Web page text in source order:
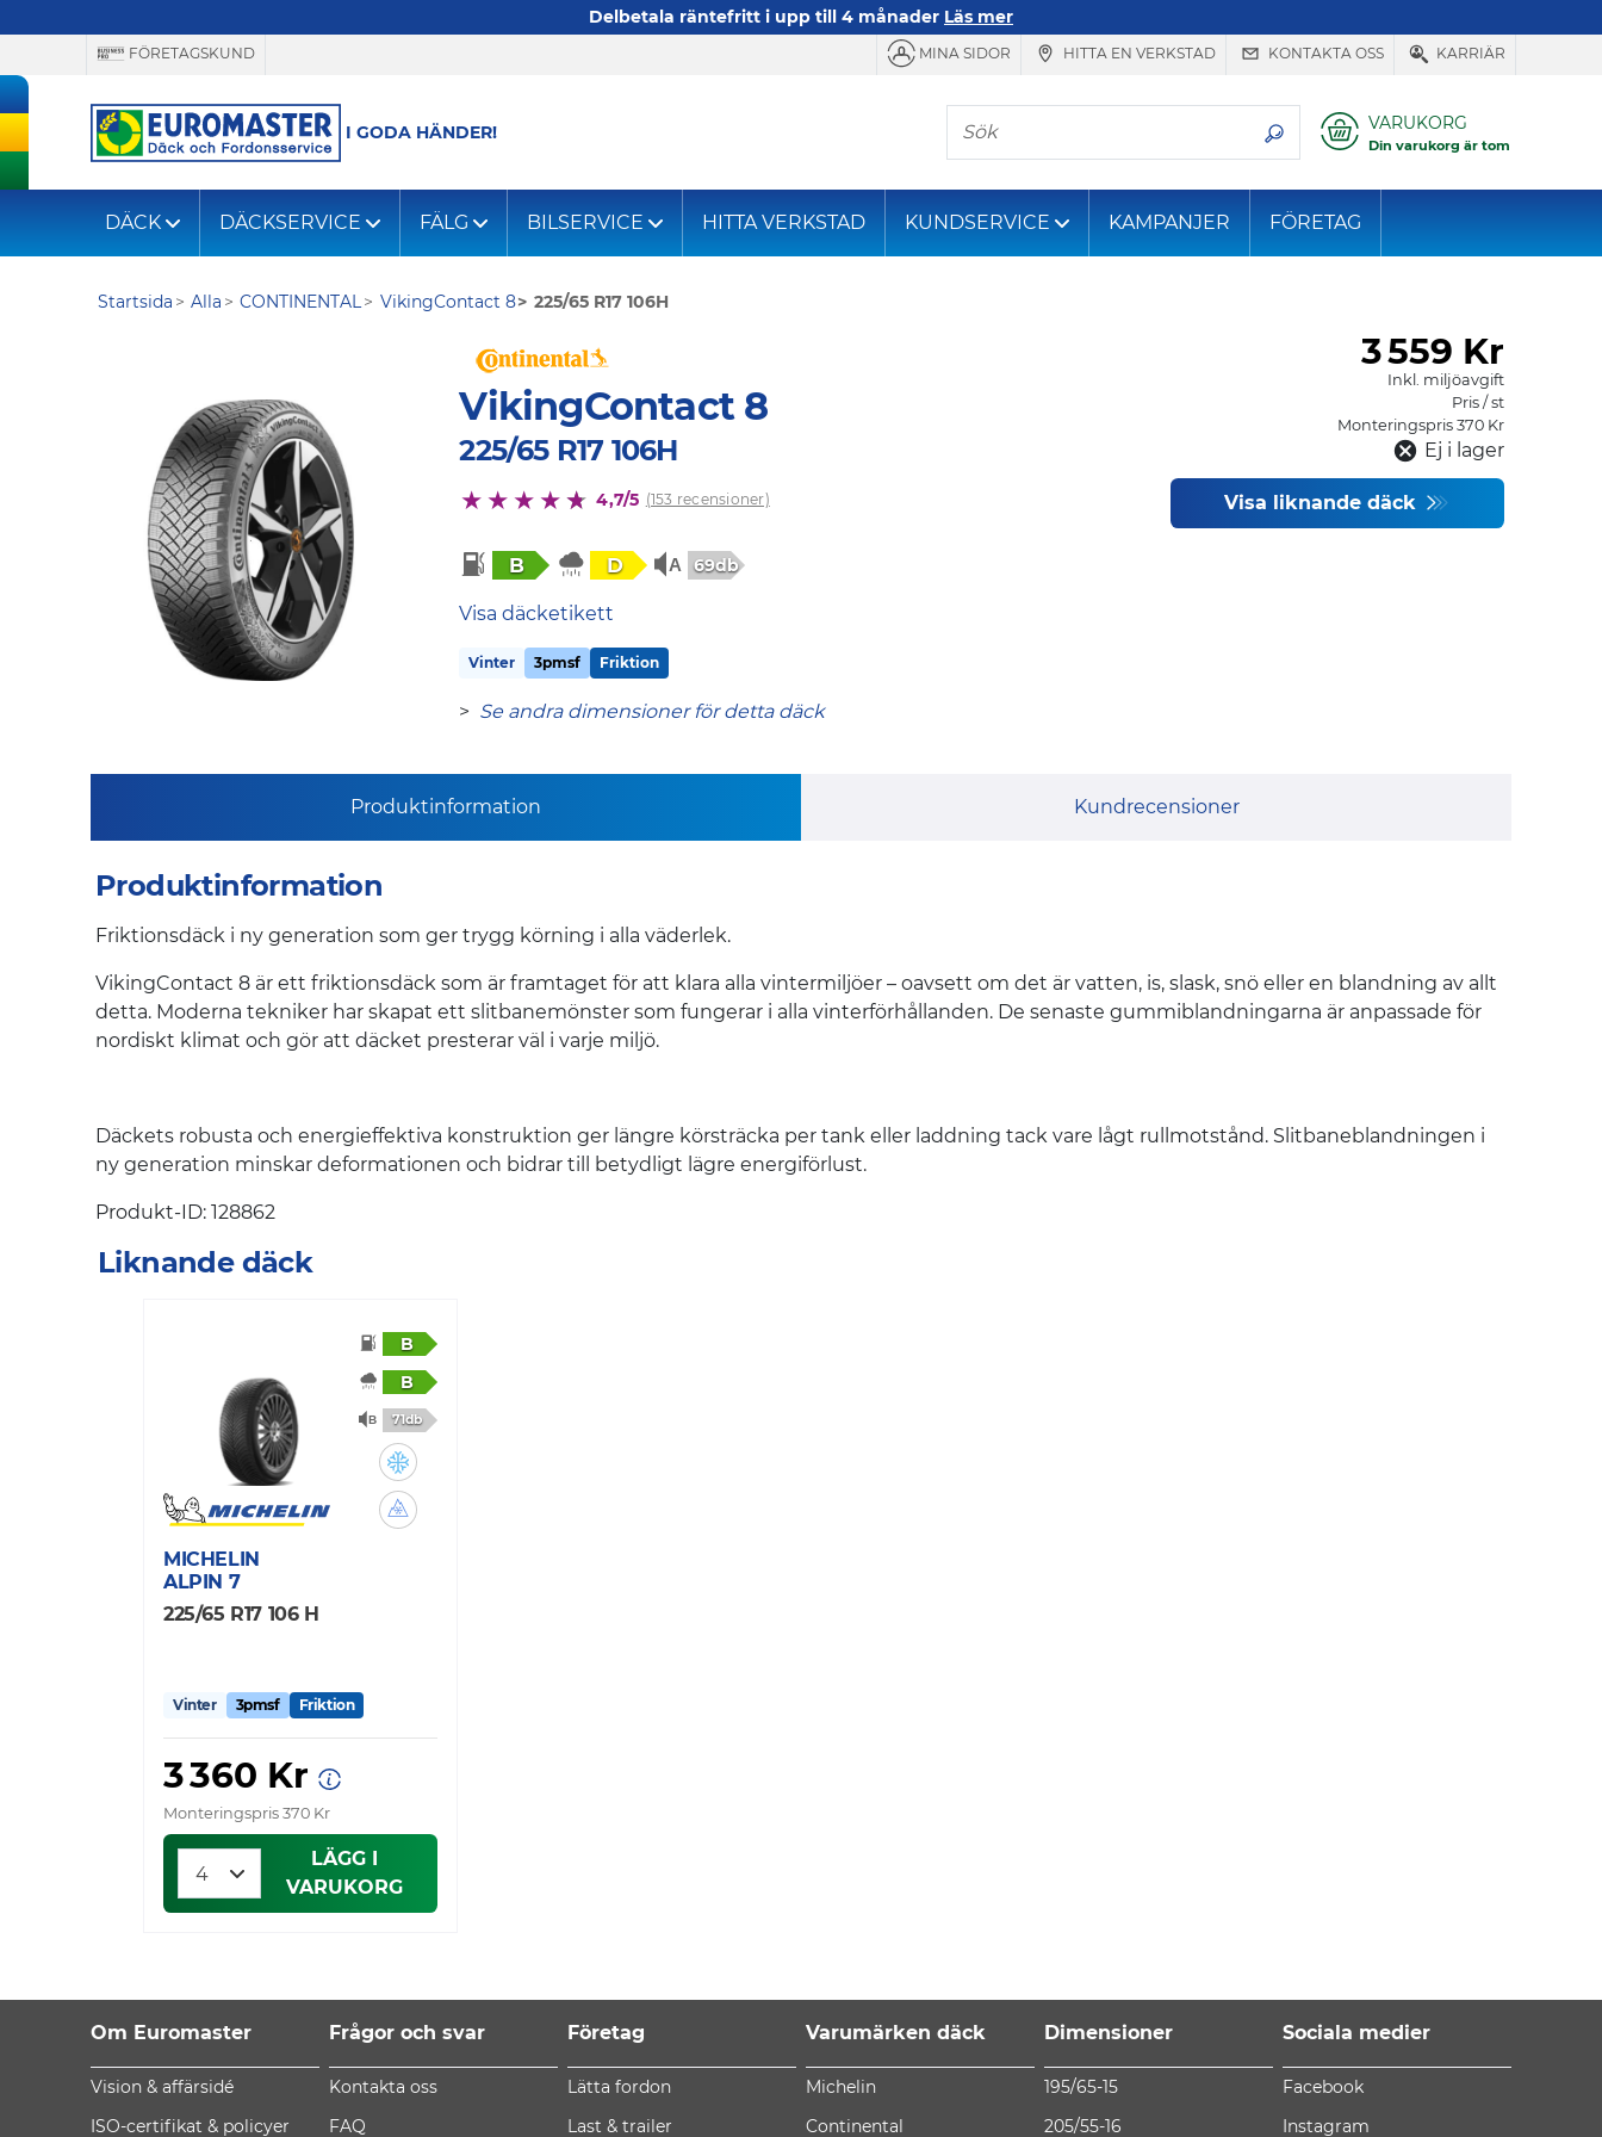
Delbetala räntefritt i upp till 4 månader Läs mer
FÖRETAGSKUND MINA SIDOR HITTA EN VERKSTAD KONTAKTA OSS KARRIÄR
I GODA HÄNDER!
Sök VARUKORG
Din varukorg är tom
DÄCK DÄCKSERVICE FÄLG BILSERVICE HITTA VERKSTAD KUNDSERVICE KAMPANJER FÖRETAG
Startsida Alla CONTINENTAL VikingContact 8 225/65 R17 106H
VikingContact 8
225/65 R17 106H
4,7/5 (153 recensioner)
B D 69db
Visa däcketikett
Vinter 3pmsf Friktion
> Se andra dimensioner för detta däck
3559 Kr
Inkl. miljöavgift
Pris / st
Monteringspris 370 Kr
Ej i lager
Visa liknande däck
Produktinformation Kundrecensioner
Produktinformation
Friktionsdäck i ny generation som ger trygg körning i alla väderlek.
VikingContact 8 är ett friktionsdäck som är framtaget för att klara alla vintermiljöer – oavsett om det är vatten, is, slask, snö eller en blandning av allt
detta. Moderna tekniker har skapat ett slitbanemönster som fungerar i alla vinterförhållanden. De senaste gummiblandningarna är anpassade för
nordiskt klimat och gör att däcket presterar väl i varje miljö.
Däckets robusta och energieffektiva konstruktion ger längre körsträcka per tank eller laddning tack vare lågt rullmotstånd. Slitbaneblandningen i
ny generation minskar deformationen och bidrar till betydligt lägre energiförlust.
Produkt-ID: 128862
Liknande däck
B
B
71db
MICHELIN
ALPIN 7
225/65 R17 106 H
Vinter 3pmsf Friktion
3 360 Kr
Monteringspris 370 Kr
LÄGG I
VARUKORG
Om Euromaster
Vision & affärsidé
ISO-certifikat & policyer
Frågor och svar
Kontakta oss
FAQ
Företag
Lätta fordon
Last & trailer
Varumärken däck
Michelin
Continental
Dimensioner
195/65-15
205/55-16
Sociala medier
Facebook
Instagram